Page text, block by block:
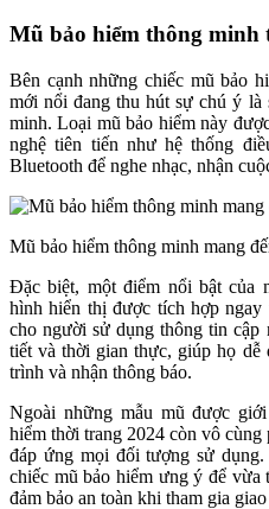
Mũ bảo hiểm thông minh
Bên cạnh những chiếc mũ bảo
mới nổi đang thu hút sự chú ý là
minh. Loại mũ bảo hiểm này
nghệ tiên tiến như hệ thống
Bluetooth để nghe nhạc, nhận
Mũ bảo hiểm thông minh mang
Đặc biệt, một điểm nổi bật của
hình hiển thị được tích hợp
cho người sử dụng thông tin
tiết và thời gian thực, giúp họ dễ
trình và nhận thông báo.
Ngoài những mẫu mũ được
hiểm thời trang 2024 còn vô cùng
đáp ứng mọi đối tượng sử
chiếc mũ bảo hiểm ưng ý để vừa
đảm bảo an toàn khi tham gia